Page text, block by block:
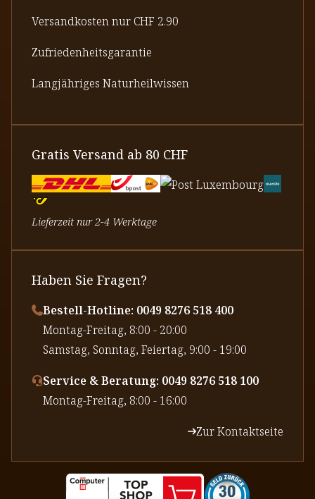
Versandkosten nur CHF 2.90
Zufriedenheitsgarantie
Langjähriges Naturheilwissen
Gratis Versand ab 80 CHF
Lieferzeit nur 2-4 Werktage
Haben Sie Fragen?
Bestell-Hotline: 0049 8276 518 400
⁠Montag-Freitag, 8:00 - 20:00
⁠Samstag, Sonntag, Feiertag, 9:00 - 19:00
Service & Beratung: 0049 8276 518 100
⁠Montag-Freitag, 8:00 - 16:00
Zur Kontaktseite